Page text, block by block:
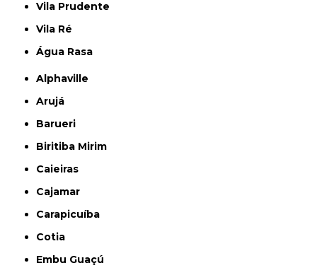
Vila Prudente
Vila Ré
Água Rasa
Alphaville
Arujá
Barueri
Biritiba Mirim
Caieiras
Cajamar
Carapicuíba
Cotia
Embu Guaçú